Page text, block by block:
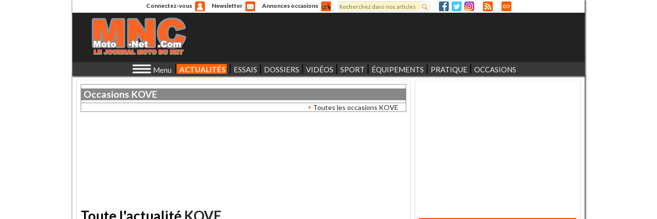
Connectez-vous Newsletter Annonces occasions
Formulaire de recherche
Rechercher
Menu ACTUALITÉS ESSAIS DOSSIERS VIDÉOS SPORT ÉQUIPEMENTS PRATIQUE OCCASIONS
Occasions KOVE
Toutes les occasions KOVE
Toute l'actualité KOVE